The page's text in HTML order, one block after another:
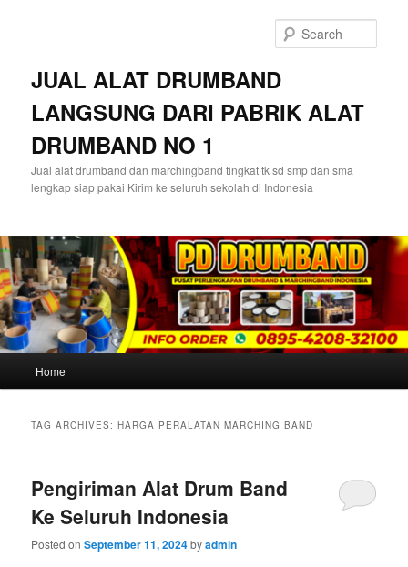
JUAL ALAT DRUMBAND
LANGSUNG DARI PABRIK ALAT
DRUMBAND NO 1
Jual alat drumband dan marchingband tingkat tk sd smp dan sma
lengkap siap pakai Kirim ke seluruh sekolah di Indonesia
Home
TAG ARCHIVES:HARGA PERALATAN MARCHING BAND
Pengiriman Alat Drum Band
Ke Seluruh Indonesia
Posted onSeptember 11, 2024byadmin